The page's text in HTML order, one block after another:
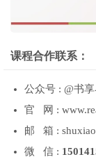
课程合作联系：
公众号 : @书享
官 网 :
邮 箱 :
微 信 :